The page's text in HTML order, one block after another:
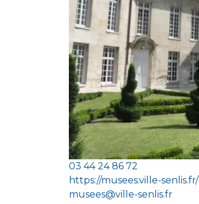
03 44 24 86 72
https://musees.ville-senlis.fr/
musees@ville-senlis.fr